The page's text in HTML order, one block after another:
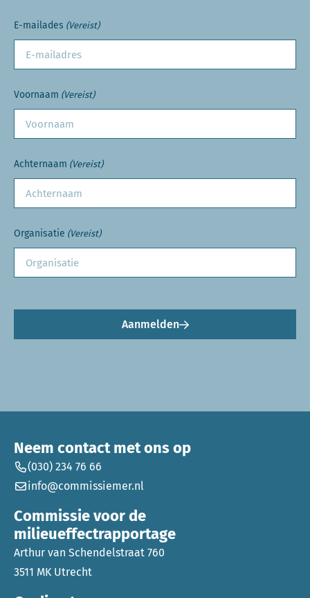
E-mailades (Vereist)
Voornaam (Vereist)
Achternaam (Vereist)
Organisatie (Vereist)
Aanmelden
Neem contact met ons op
(030) 234 76 66
info@commissiemer.nl
Commissie voor de
milieueffectrapportage
Arthur van Schendelstraat 760
3511 MK Utrecht